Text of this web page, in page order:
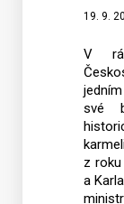
19. 9.
V
své
z
a